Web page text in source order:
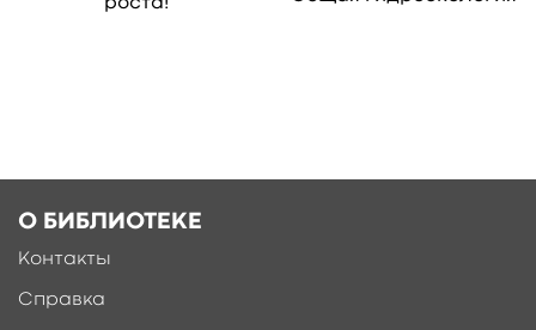
О БИБЛИОТЕКЕ
Контакты
Справка